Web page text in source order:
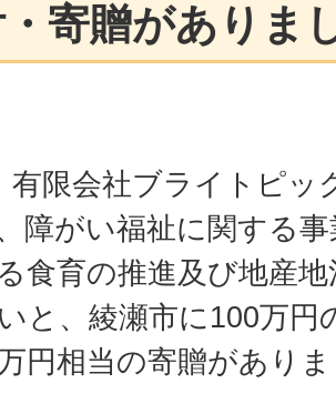
寄贈がありま
有限会社ブライトピッ
障がい福祉に関する
食育の推進及び地産
と、綾瀬市に100万円
円相当の寄贈があり